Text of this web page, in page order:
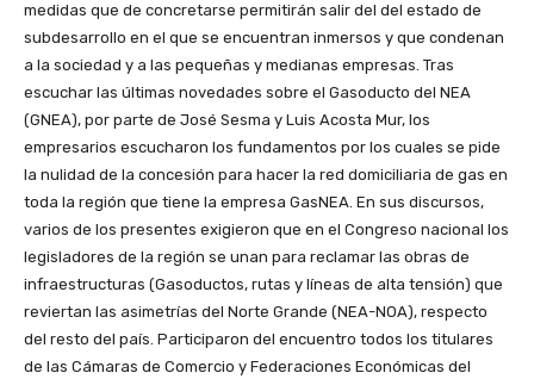
medidas que de concretarse permitirán salir del del estado de
subdesarrollo en el que se encuentran inmersos y que condenan
a la sociedad y a las pequeñas y medianas empresas. Tras
escuchar las últimas novedades sobre el Gasoducto del NEA
(GNEA), por parte de José Sesma y Luis Acosta Mur, los
empresarios escucharon los fundamentos por los cuales se pide
la nulidad de la concesión para hacer la red domiciliaria de gas en
toda la región que tiene la empresa GasNEA. En sus discursos,
varios de los presentes exigieron que en el Congreso nacional los
legisladores de la región se unan para reclamar las obras de
infraestructuras (Gasoductos, rutas y líneas de alta tensión) que
reviertan las asimetrías del Norte Grande (NEA-NOA), respecto
del resto del país. Participaron del encuentro todos los titulares
de las Cámaras de Comercio y Federaciones Económicas del